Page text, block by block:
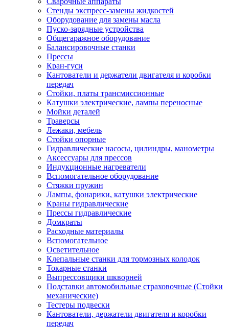
Стенды экспресс-замены жидкостей
Оборудование для замены масла
Пуско-зарядные устройства
Общегаражное оборудование
Балансировочные станки
Прессы
Кран-гуси
Кантователи и держатели двигателя и коробки
передач
Стойки, платы трансмиссионные
Катушки электрические, лампы переносные
Мойки деталей
Траверсы
Лежаки, мебель
Стойки опорные
Гидравлические насосы, цилиндры, манометры
Аксессуары для прессов
Индукционные нагреватели
Вспомогательное оборудование
Стяжки пружин
Лампы, фонарики, катушки электрические
Краны гидравлические
Прессы гидравлические
Домкраты
Расходные материалы
Вспомогательное
Осветительное
Клепальные станки для тормозных колодок
Токарные станки
Выпрессовщики шкворней
Подставки автомобильные страховочные (Стойки
механические)
Тестеры подвески
Кантователи, держатели двигателя и коробки
передач